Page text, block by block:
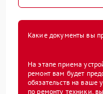
Какие документы вы
На этапе приема
ремонт вам будет
обязательств на ваше
по ремонту техники,